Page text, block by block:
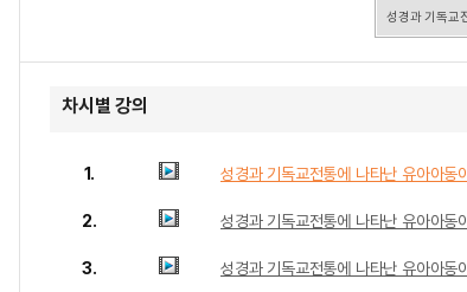
성경과 기독교
차시별 강의
1. 성경과 기독교전통에 나타난 유아아동
2. 성경과 기독교전통에 나타난 유아아동
3. 성경과 기독교전통에 나타난 유아아동